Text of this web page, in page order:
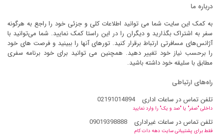
درباره ما
به کمک این سایت شما می توانید اطلاعات کلی و جزئی خود را راجع به هرگونه
سفر به اشتراک بگذارید و دیگران را در این راستا کمک نمایید. شما می‌توانید با
آژانس‌های مسافرتی ارتباط برقرار کنید. تورهای آنها را ببینید و فرصت های خود
را برحسب نیاز خود تغییر دهید. همچنین می توانید برای خود برنامه سفری
مطابق با سلیقه خود داشته باشید.
راه‌های ارتباطی
تلفن تماس در ساعات اداری
02191014894
داخلی "صفر" یا "صد و یک" را وارد نمایید
تلفن تماس در ساعات غیراداری 09019398888
فقط برای پشتیبانی سایت دهه دات کام